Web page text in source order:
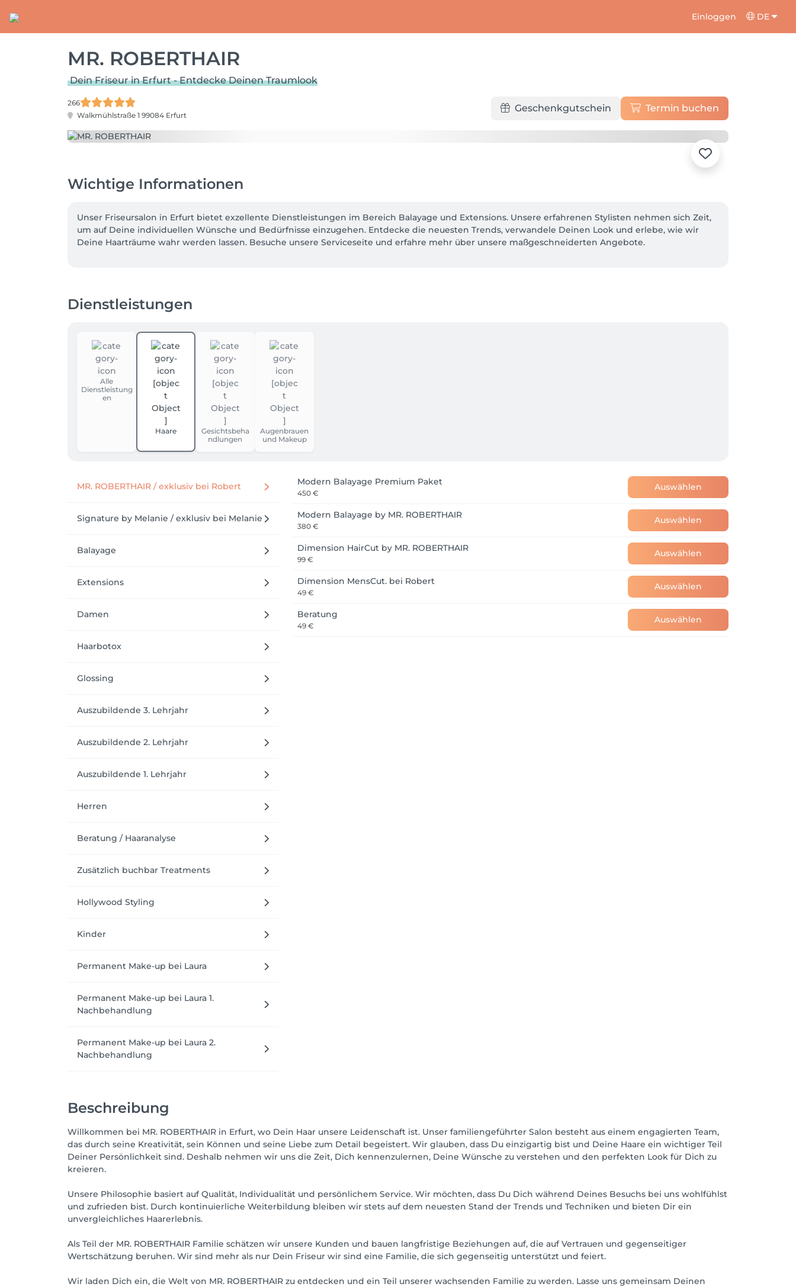
Einloggen DE
MR. ROBERTHAIR
Dein Friseur in Erfurt - Entdecke Deinen Traumlook
266
Walkmühlstraße 1 99084 Erfurt
Geschenkgutschein Termin buchen
Wichtige Informationen
Unser Friseursalon in Erfurt bietet exzellente Dienstleistungen im Bereich Balayage und Extensions. Unsere erfahrenen Stylisten nehmen sich Zeit,
um auf Deine individuellen Wünsche und Bedürfnisse einzugehen. Entdecke die neuesten Trends, verwandele Deinen Look und erlebe, wie wir
Deine Haarträume wahr werden lassen. Besuche unsere Serviceseite und erfahre mehr über unsere maßgeschneiderten Angebote.
Dienstleistungen
Alle
Dienstleistung
en
Haare
Gesichtsbeha
ndlungen
Augenbrauen
und Makeup
MR. ROBERTHAIR / exklusiv bei Robert
Signature by Melanie / exklusiv bei Melanie
Balayage
Extensions
Damen
Haarbotox
Glossing
Auszubildende 3. Lehrjahr
Auszubildende 2. Lehrjahr
Auszubildende 1. Lehrjahr
Herren
Beratung / Haaranalyse
Zusätzlich buchbar Treatments
Hollywood Styling
Kinder
Permanent Make-up bei Laura
Permanent Make-up bei Laura 1.
Nachbehandlung
Permanent Make-up bei Laura 2.
Nachbehandlung
Modern Balayage Premium Paket
450 €
Auswählen
Modern Balayage by MR. ROBERTHAIR
380 €
Auswählen
Dimension HairCut by MR. ROBERTHAIR
99 €
Auswählen
Dimension MensCut. bei Robert
49 €
Auswählen
Beratung
49 €
Auswählen
Beschreibung
Willkommen bei MR. ROBERTHAIR in Erfurt, wo Dein Haar unsere Leidenschaft ist. Unser familiengeführter Salon besteht aus einem engagierten Team,
das durch seine Kreativität, sein Können und seine Liebe zum Detail begeistert. Wir glauben, dass Du einzigartig bist und Deine Haare ein wichtiger Teil
Deiner Persönlichkeit sind. Deshalb nehmen wir uns die Zeit, Dich kennenzulernen, Deine Wünsche zu verstehen und den perfekten Look für Dich zu
kreieren.
Unsere Philosophie basiert auf Qualität, Individualität und persönlichem Service. Wir möchten, dass Du Dich während Deines Besuchs bei uns wohlfühlst
und zufrieden bist. Durch kontinuierliche Weiterbildung bleiben wir stets auf dem neuesten Stand der Trends und Techniken und bieten Dir ein
unvergleichliches Haarerlebnis.
Als Teil der MR. ROBERTHAIR Familie schätzen wir unsere Kunden und bauen langfristige Beziehungen auf, die auf Vertrauen und gegenseitiger
Wertschätzung beruhen. Wir sind mehr als nur Dein Friseur wir sind eine Familie, die sich gegenseitig unterstützt und feiert.
Wir laden Dich ein, die Welt von MR. ROBERTHAIR zu entdecken und ein Teil unserer wachsenden Familie zu werden. Lasse uns gemeinsam Deinen